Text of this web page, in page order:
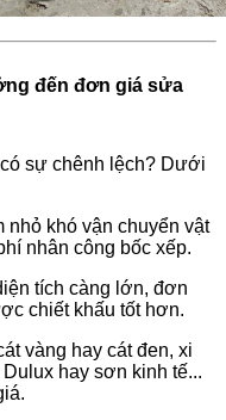
đến đơn giá sửa
sự chênh lệch? Dưới
nhỏ khó vận chuyển vật
nhân công bốc xếp.
tích càng lớn, đơn
chiết khấu tốt hơn.
vàng hay cát đen, xi
hay sơn kinh tế...